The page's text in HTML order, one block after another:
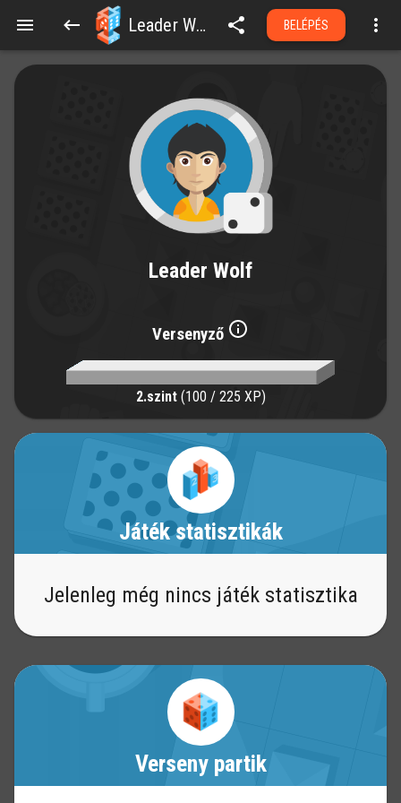
Leader Wolf BELÉPÉS
Leader Wolf
Versenyző
2.szint (100 / 225 XP)
Játék statisztikák
Jelenleg még nincs játék statisztika
Verseny partik